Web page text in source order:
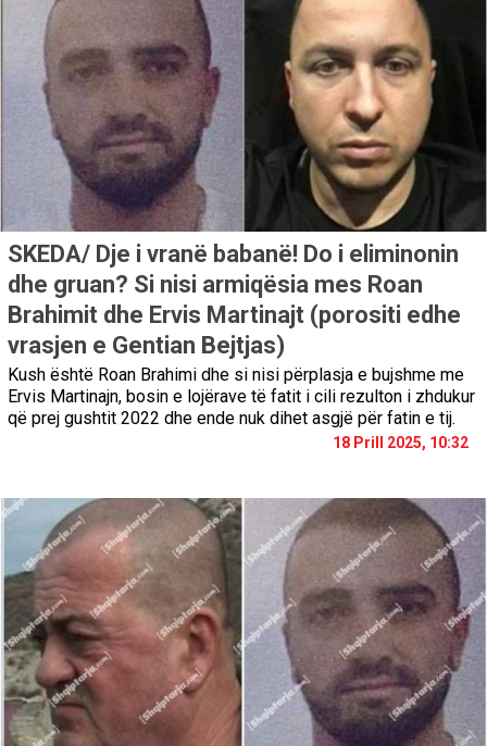
SKEDA/ Dje i vranë babanë! Do i eliminonin
dhe gruan? Si nisi armiqësia mes Roan
Brahimit dhe Ervis Martinajt (porositi edhe
vrasjen e Gentian Bejtjas)
Kush është Roan Brahimi dhe si nisi përplasja e bujshme me
Ervis Martinajn, bosin e lojërave të fatit i cili rezulton i zhdukur
që prej gushtit 2022 dhe ende nuk dihet asgjë për fatin e tij.
18 Prill 2025, 10:32